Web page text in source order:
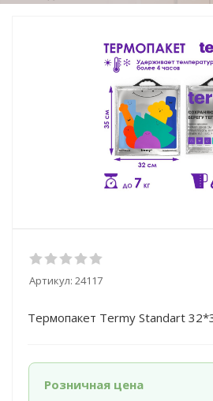
Артикул: 24117
Термопакет Termy Standart
Розничная цена